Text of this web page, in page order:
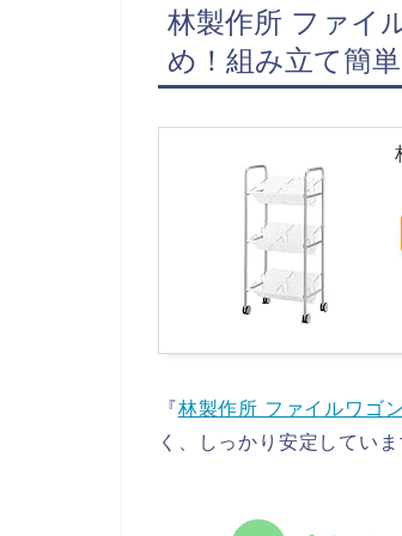
林製作所 ファイ
め！組み立て簡
『林製作所 ファイルワゴ
く、しっかり安定していま